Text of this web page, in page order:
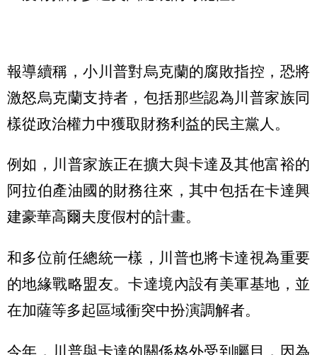
報導續稱，小川普對烏克蘭的腐敗指控，恐將
激怒烏克蘭支持者，包括那些認為川普家族同
樣從政治權力中獲取財務利益的民主黨人。
例如，川普家族正在擴大與卡達及其他富裕的
阿拉伯產油國的財務往來，其中包括在卡達興
建豪華高爾夫度假村的計畫。
和多位前任總統一樣，川普也將卡達視為重要
的地緣戰略盟友。卡達境內設有美軍基地，並
在加薩等多起區域衝突中扮演調解者。
今年，川普與卡達的關係格外受到矚目，因為